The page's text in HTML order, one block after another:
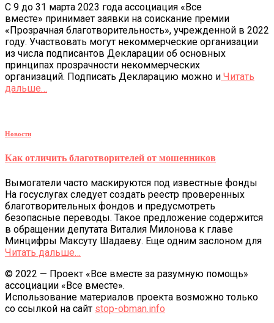
С 9 до 31 марта 2023 года ассоциация «Все
вместе» принимает заявки на соискание премии
«Прозрачная благотворительность», учрежденной в 2022
году. Участвовать могут некоммерческие организации
из числа подписантов Декларации об основных
принципах прозрачности некоммерческих
организаций. Подписать Декларацию можно и Читать
дальше…
Новости
Как отличить благотворителей от мошенников
Вымогатели часто маскируются под известные фонды
На госуслугах следует создать реестр проверенных
благотворительных фондов и предусмотреть
безопасные переводы. Такое предложение содержится
в обращении депутата Виталия Милонова к главе
Минцифры Максуту Шадаеву. Еще одним заслоном для
Читать дальше…
© 2022 — Проект «Все вместе за разумную помощь»
ассоциации «Все вместе».
Использование материалов проекта возможно только
со ссылкой на сайт stop-obman.info